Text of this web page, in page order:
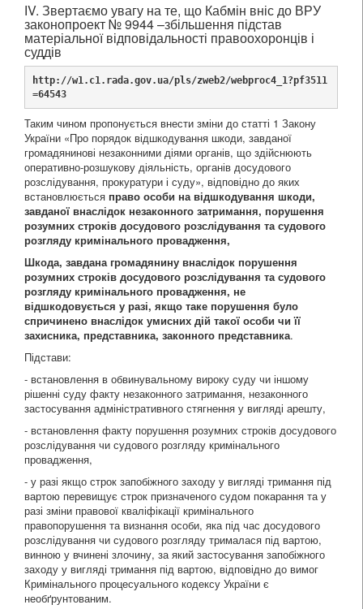
ІV. Звертаємо увагу на те, що Кабмін вніс до ВРУ
законопроект № 9944 –збільшення підстав
матеріальної відповідальності правоохоронців і
суддів
http://w1.c1.rada.gov.ua/pls/zweb2/webproc4_1?pf3511
=64543
Таким чином пропонується внести зміни до статті 1 Закону
України «Про порядок відшкодування шкоди, завданої
громадянинові незаконними діями органів, що здійснюють
оперативно-розшукову діяльність, органів досудового
розслідування, прокуратури і суду», відповідно до яких
встановлюється право особи на відшкодування шкоди,
завданої внаслідок незаконного затримання, порушення
розумних строків досудового розслідування та судового
розгляду кримінального провадження,
Шкода, завдана громадянину внаслідок порушення
розумних строків досудового розслідування та судового
розгляду кримінального провадження, не
відшкодовується у разі, якщо таке порушення було
спричинено внаслідок умисних дій такої особи чи її
захисника, представника, законного представника.
Підстави:
- встановлення в обвинувальному вироку суду чи іншому
рішенні суду факту незаконного затримання, незаконного
застосування адміністративного стягнення у вигляді арешту,
- встановлення факту порушення розумних строків досудового
розслідування чи судового розгляду кримінального
провадження,
- у разі якщо строк запобіжного заходу у вигляді тримання під
вартою перевищує строк призначеного судом покарання та у
разі зміни правової кваліфікації кримінального
правопорушення та визнання особи, яка під час досудового
розслідування чи судового розгляду трималася під вартою,
винною у вчинені злочину, за який застосування запобіжного
заходу у вигляді тримання під вартою, відповідно до вимог
Кримінального процесуального кодексу України є
необґрунтованим.